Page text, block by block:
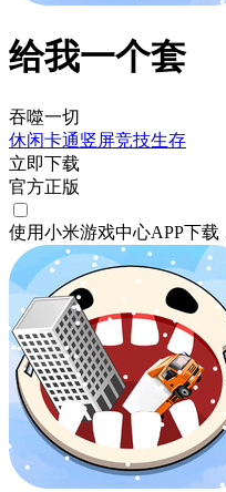
给我一个套
吞噬一切
休闲卡通竖屏竞技生存
立即下载
官方正版
使用小米游戏中心APP下载